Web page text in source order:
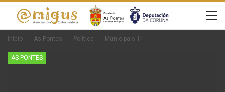
Inicio As Pontes Política Municipais 11
AS PONTES